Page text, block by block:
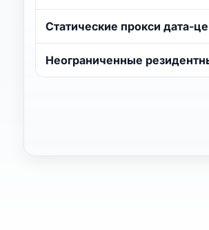
Статические прокси дата-
Неограниченные